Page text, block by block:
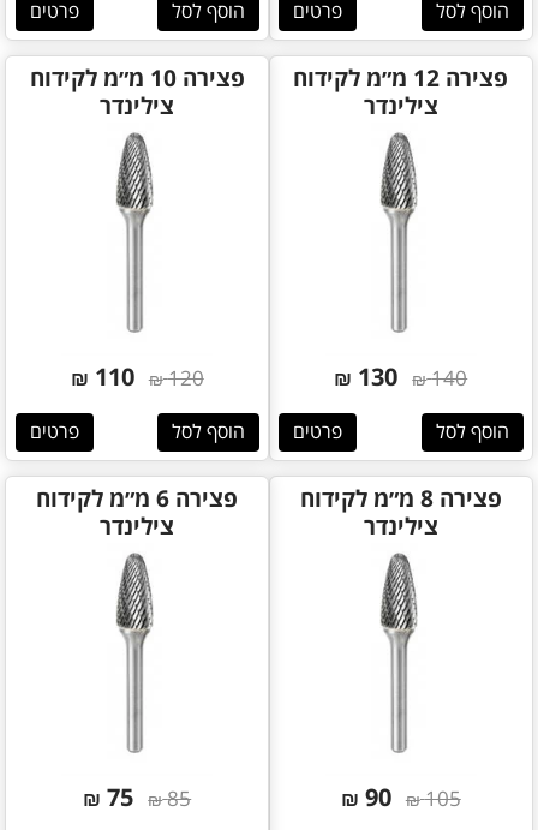
הוסף לסל פרטים הוסף לסל פרטים
פצירה 12 מ״מ לקידוח
צילינדר
140
₪
130
₪
הוסף לסל פרטים
פצירה 10 מ״מ לקידוח
צילינדר
120
₪
110
₪
הוסף לסל פרטים
פצירה 8 מ״מ לקידוח
צילינדר
105
₪
90
₪
פצירה 6 מ״מ לקידוח
צילינדר
85
₪
75
₪